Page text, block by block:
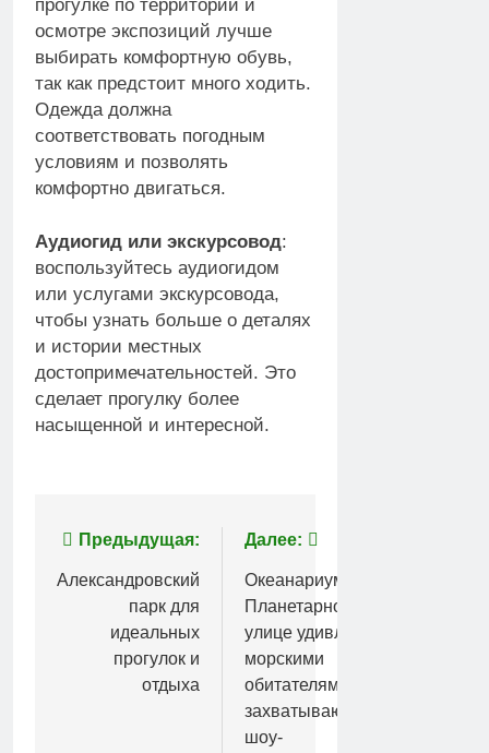
прогулке по территории и
осмотре экспозиций лучше
выбирать комфортную обувь,
так как предстоит много ходить.
Одежда должна
соответствовать погодным
условиям и позволять
комфортно двигаться.
Аудиогид или экскурсовод:
воспользуйтесь аудиогидом
или услугами экскурсовода,
чтобы узнать больше о деталях
и истории местных
достопримечательностей. Это
сделает прогулку более
насыщенной и интересной.
Навигация
по
записям
Предыдущая:
Александровский
парк для
идеальных
прогулок и
отдыха
Далее:
Океанариум на
Планетарной
улице удивляет
морскими
обитателями и
захватывающими
шоу-